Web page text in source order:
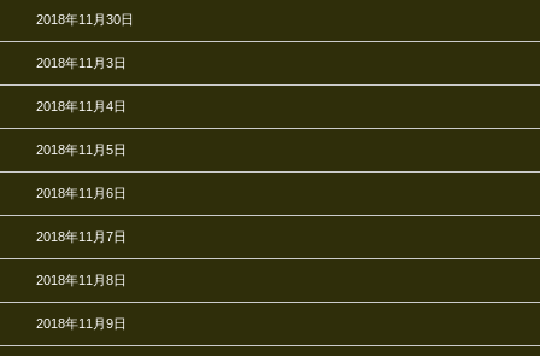
2018年11月30日
2018年11月3日
2018年11月4日
2018年11月5日
2018年11月6日
2018年11月7日
2018年11月8日
2018年11月9日